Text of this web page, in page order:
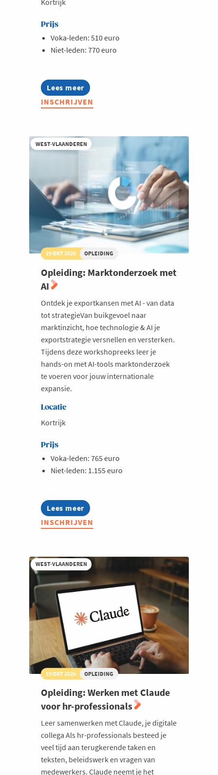
Prijs
Voka-leden: 510 euro
Niet-leden: 770 euro
Lees meer
about
Opleiding:
Toekomstgericht
onzekere
wereld
INSCHRIJVEN
WEST-VLAANDEREN
19 OKT 2026 OPLEIDING
Opleiding: Marktonderzoek met
AI
Ontdek je exportkansen met AI - van data
tot strategieVan buikgevoel naar
marktinzicht, hoe technologie & AI je
exportstrategie versnellen en versterken.
Tijdens deze workshopreeks leer je
hands-on met AI-tools marktonderzoek
te voeren voor jouw internationale
expansie.
Locatie
Kortrijk
Prijs
Voka-leden: 765 euro
Niet-leden: 1.155 euro
Lees meer
about
Opleiding:
Marktonderzoek
INSCHRIJVEN
WEST-VLAANDEREN
19 OKT 2026 OPLEIDING
Opleiding: Werken met Claude
voor hr-professionals
Leer samenwerken met Claude, je digitale
collega Als hr-professionals besteed je
veel tijd aan terugkerende taken en
teksten, beleidswerk en vragen van
medewerkers. Claude neemt je het